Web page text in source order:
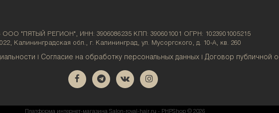
ООО "ПЯТЫЙ РЕГИОН", ИНН: 3906086235 КПП: 390601001 ОГРН: 1023901005215
Калининградская обл., г. Калининград, ул. Мусоргского, д. 10-А, кв. 260
Согласие на обработку персональных данных Договор публичной
Платформа интернет-магазина Salon-royal-hair.ru - PHPShop © 2026